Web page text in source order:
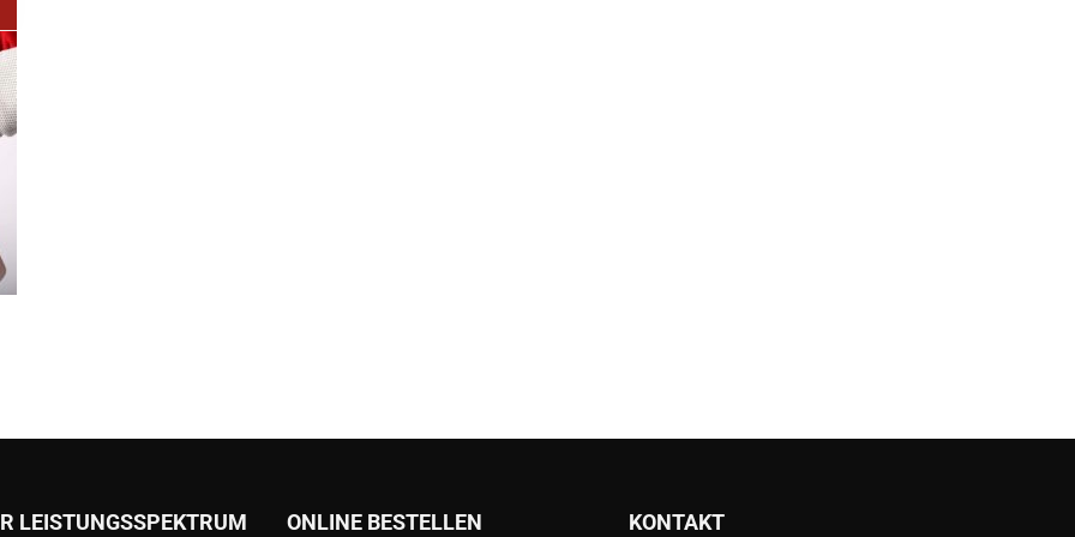
LEISTUNGSSPEKTRUM ONLINE BESTELLEN KONTAKT